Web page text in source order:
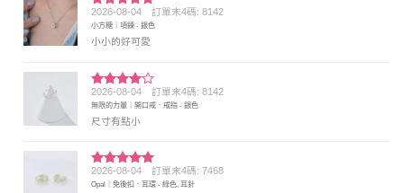
評分5 滿
分 5
2026-08-04 訂單末4碼: 8142
小方糖｜項鍊 - 銀色
小小的好可愛
評分4
滿分 5
2026-08-04 訂單末4碼: 8142
無限的力量｜開口戒．戒指 - 銀色
尺寸有點小
評分5 滿
分 5
2026-08-04 訂單末4碼: 7468
Opal｜免後扣．耳環 - 綠色, 耳針